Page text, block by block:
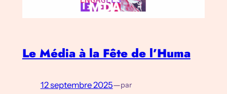
Le Média à la Fête de l’Huma
12 septembre 2025—par